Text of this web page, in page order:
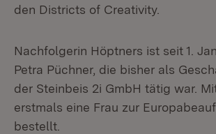
den Districts of Creativity.
Nachfolgerin Höptners ist seit 1.
Petra Püchner, die bisher als
der Steinbeis 2i GmbH tätig war.
erstmals eine Frau zur
bestellt.